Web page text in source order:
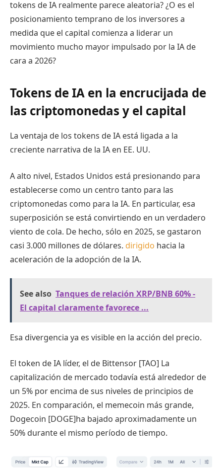
tokens de IA realmente parece aleatoria? ¿O es el
posicionamiento temprano de los inversores a
medida que el capital comienza a liderar un
movimiento mucho mayor impulsado por la IA de
cara a 2026?
Tokens de IA en la encrucijada de
las criptomonedas y el capital
La ventaja de los tokens de IA está ligada a la
creciente narrativa de la IA en EE. UU.
A alto nivel, Estados Unidos está presionando para
establecerse como un centro tanto para las
criptomonedas como para la IA. En particular, esa
superposición se está convirtiendo en un verdadero
viento de cola. De hecho, sólo en 2025, se gastaron
casi 3.000 millones de dólares. dirigido hacia la
aceleración de la adopción de la IA.
See also Tanques de relación XRP/BNB 60% -
El capital claramente favorece ...
Esa divergencia ya es visible en la acción del precio.
El token de IA líder, el de Bittensor [TAO] La
capitalización de mercado todavía está alrededor de
un 5% por encima de sus niveles de principios de
2025. En comparación, el memecoin más grande,
Dogecoin [DOGE]ha bajado aproximadamente un
50% durante el mismo período de tiempo.